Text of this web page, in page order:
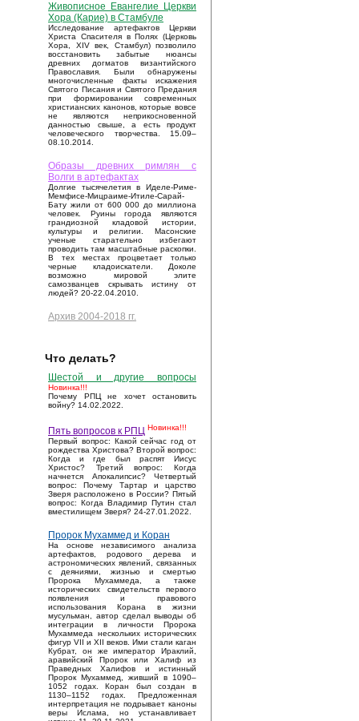
Живописное Евангелие Церкви
Хора (Карие) в Стамбуле
Исследование артефактов Церкви
Христа Спасителя в Полях (Церковь
Хора, XIV век, Стамбул) позволило
восстановить забытые нюансы
древних догматов византийского
Православия. Были обнаружены
многочисленные факты искажения
Святого Писания и Святого Предания
при формировании современных
христианских канонов, которые вовсе
не являются неприкосновенной
данностью свыше, а есть продукт
человеческого творчества. 15.09–
08.10.2014.
Образы древних римлян с
Волги в артефактах
Долгие тысячелетия в Иделе-Риме-
Мемфисе-Мицраиме-Итиле-Сарай-
Бату жили от 600 000 до миллиона
человек. Руины города являются
грандиозной кладовой истории,
культуры и религии. Масонские
ученые старательно избегают
проводить там масштабные раскопки.
В тех местах процветает только
черные кладоискатели. Доколе
возможно мировой элите
самозванцев скрывать истину от
людей? 20-22.04.2010.
Архив 2004-2018 гг.
Что делать?
Шестой и другие вопросы
Новинка!!!
Почему РПЦ не хочет остановить
войну? 14.02.2022.
Пять вопросов к РПЦ Новинка!!!
Первый вопрос: Какой сейчас год от
рождества Христова? Второй вопрос:
Когда и где был распят Иисус
Христос? Третий вопрос: Когда
начнется Апокалипсис? Четвертый
вопрос: Почему Тартар и царство
Зверя расположено в России? Пятый
вопрос: Когда Владимир Путин стал
вместилищем Зверя? 24-27.01.2022.
Пророк Мухаммед и Коран
На основе независимого анализа
артефактов, родового дерева и
астрономических явлений, связанных
с деяниями, жизнью и смертью
Пророка Мухаммеда, а также
исторических свидетельств первого
появления и правового
использования Корана в жизни
мусульман, автор сделал выводы об
интеграции в личности Пророка
Мухаммеда нескольких исторических
фигур VII и XII веков. Ими стали каган
Кубрат, он же император Ираклий,
аравийский Пророк или Халиф из
Праведных Халифов и истинный
Пророк Мухаммед, живший в 1090–
1052 годах. Коран был создан в
1130–1152 годах. Предложенная
интерпретация не подрывает каноны
веры Ислама, но устанавливает